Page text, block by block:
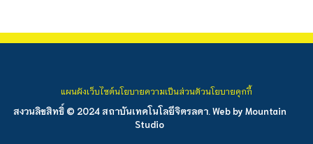
สงวนลิขสิทธิ์ © 2024 สถาบันเทคโนโลยีจิตรลดา. Web by Mountain
Studio
แผนผังเว็บไซต์นโยบายความเป็นส่วนตัวนโยบายคุกกี้